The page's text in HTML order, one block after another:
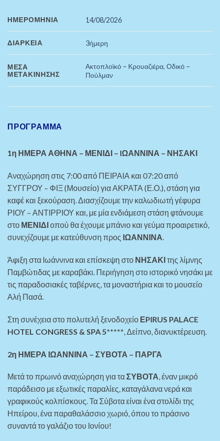
ΗΜΕΡΟΜΗΝΊΑ 14/08/2026
ΔΙΆΡΚΕΙΑ 3ήμερη
ΜΈΣΑ
ΜΕΤΑΚΊΝΗΣΗΣ
Ακτοπλοϊκό – Κρουαζιέρα,Οδικό –
Πούλμαν
ΠΡΌΓΡΑΜΜΑ
1η ΗΜΕΡΑ ΑΘΗΝΑ – ΜΕΝΙΔΙ – IΩΑΝΝΙΝΑ – ΝΗΣΑΚΙ
Αναχώρηση στις 7:00 από ΠΕΙΡΑΙΑ και 07:20 από
ΣΥΓΓΡΟΥ – ΦΙΞ (Μουσείο) για ΑΚΡΑΤΑ (Ε.Ο.), στάση για
καφέ και ξεκούραση. Διασχίζουμε την καλωδιωτή γέφυρα
ΡΙΟΥ – ΑΝΤΙΡΡΙΟΥ και, με μία ενδιάμεση στάση φτάνουμε
στο ΜΕΝΙΔΙοπού θα έχουμε μπάνιο και γεύμα προαιρετικό,
συνεχίζουμε με κατεύθυνση προς ΙΩΑΝΝΙΝΑ.
Άφιξη στα Ιωάννινα και επίσκεψη στο ΝΗΣΑΚΙτης λίμνης
Παμβώτιδας με καραβάκι. Περιήγηση στο ιστορικό νησάκι με
τις παραδοσιακές ταβέρνες, τα μοναστήρια και το μουσείο
Αλή Πασά.
Στη συνέχεια στο πολυτελή ξενοδοχείο ΕPIRUS PALACE
HOTEL CONGRESS & SPA 5*****, Δείπνο, διανυκτέρευση.
2η ΗΜΕΡΑ ΙΩΑΝΝΙΝΑ – ΣΥΒΟΤΑ – ΠΑΡΓΑ
Μετά το πρωινό αναχώρηση για ταΣΥΒΟΤΑ, έναν μικρό
παράδεισο με εξωτικές παραλίες, καταγάλανα νερά και
γραφικούς κολπίσκους. Τα Σύβοτα είναι ένα στολίδι της
Ηπείρου, ένα παραθαλάσσιο χωριό, όπου το πράσινο
συναντά το γαλάζιο του Ιονίου!